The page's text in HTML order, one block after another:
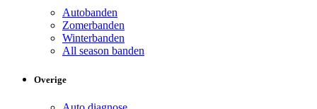
Autobanden
Zomerbanden
Winterbanden
All season banden
Overige